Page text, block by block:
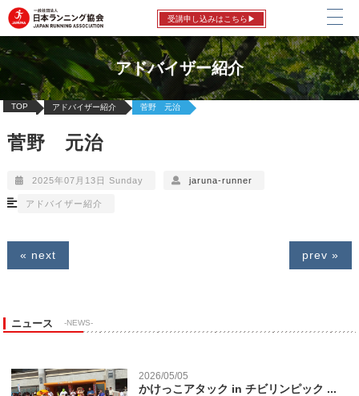
受講申し込みはこちら▶
アドバイザー紹介
TOP アドバイザー紹介 菅野 元治
菅野 元治
2025年07月13日 Sunday jaruna-runner
アドバイザー紹介
« next prev »
ニュース -NEWS-
2026/05/05
かけっこアタック in チビリンピック ...